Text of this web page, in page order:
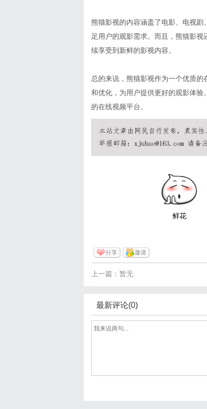
熊猫影视的内容涵盖了电影、电视
足用户的观影需求。而且，熊猫影
续享受到新鲜的影视内容。
总的来说，熊猫影视作为一个优质
和优化，为用户提供更好的观影体
的在线视频平台。
鲜花
分享 邀请
上一篇：暂无
最新评论(0)